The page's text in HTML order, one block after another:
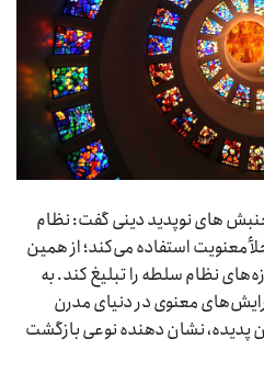
های نوپدید دینی گفت: نظام
معنویت استفاده می‌کند؛ از همین
نظام سلطه را تبلیغ کند. به
معنوی در دنیای مدرن
پدیده، نشان دهنده نوعی بازگشت